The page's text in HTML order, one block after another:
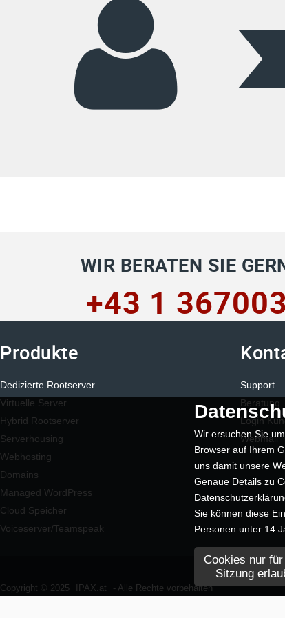
WIR BERATEN SIE
+43 1
Produkte
Dedizierte Rootserver
Virtuelle Server
Hybrid Rootserver
Serverhousing
Webhosting
Domains
Managed WordPress
Cloud Speicher
Voiceserver/Teamspeak
Support
Beratung
Login
Webmail
Copyright © 2025 IPAX.at
- Alle Rechte vorbehalten
Wir ersuchen Sie
Browser auf Ihrem
uns damit unsere
Genaue Details zu
Sie können diese
Personen unter 14
Cookies nur
Sitzung